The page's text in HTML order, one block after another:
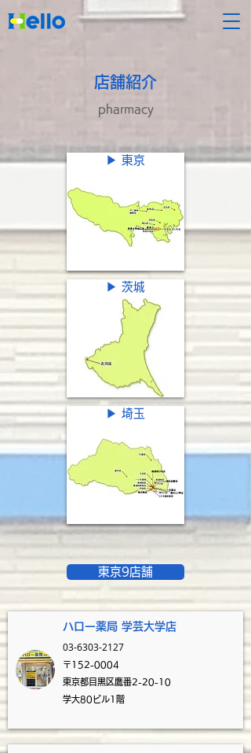
店舗紹介
pharmacy
▶ 東京
▶ 茨城
▶ 埼玉
東京9店舗
ハロー薬局 学芸大学店
03-6303-2127
〒152-0004
東京都目黒区鷹番2-20-10
学大80ビル1階